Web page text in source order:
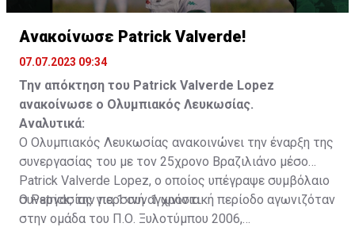
Ανακοίνωσε Patrick Valverde!
07.07.2023 09:34
Την απόκτηση του Patrick Valverde Lopez
ανακοίνωσε ο Ολυμπιακός Λευκωσίας.
Αναλυτικά:
Ο Ολυμπιακός Λευκωσίας ανακοινώνει την έναρξη της
συνεργασίας του με τον 25χρονο Βραζιλιάνο μέσο
Patrick Valverde Lopez, ο οποίος υπέγραψε συμβόλαιο
συνεργασίας για 1 συν 1 χρόνια.
Ο Patrick, την περσινή αγωνιστική περίοδο αγωνιζόταν
στην ομάδα του Π.Ο. Ξυλοτύμπου 2006,